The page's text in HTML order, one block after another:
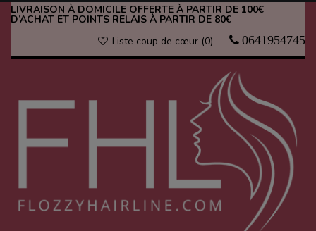
LIVRAISON À DOMICILE OFFERTE À PARTIR DE 100€
D’ACHAT ET POINTS RELAIS À PARTIR DE 80€
Liste coup de cœur (0) 0641954745